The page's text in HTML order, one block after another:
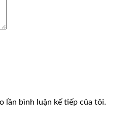
lần bình luận kế tiếp của tôi.